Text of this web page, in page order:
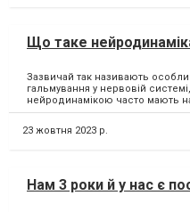
Що таке
Зазвичай так називають
гальмування у нервовій
нейродинамікою часто мають
23 жовтня 2023 р.
Нам 3 роки й у нас є